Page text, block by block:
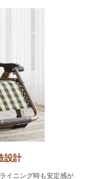
設計
イニング時も安定感が